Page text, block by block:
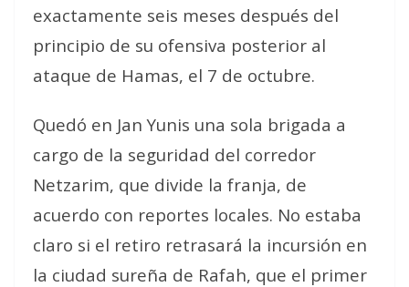
exactamente seis meses después del
principio de su ofensiva posterior al
ataque de Hamas, el 7 de octubre.
Quedó en Jan Yunis una sola brigada a
cargo de la seguridad del corredor
Netzarim, que divide la franja, de
acuerdo con reportes locales. No estaba
claro si el retiro retrasará la incursión en
la ciudad sureña de Rafah, que el primer